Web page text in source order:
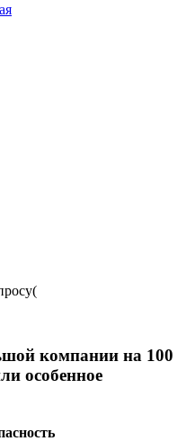
компании на 100
особенное